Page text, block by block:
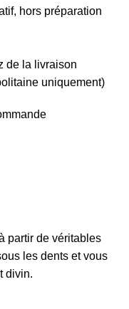
hors préparation
de la livraison
uniquement)
partir de véritables
les dents et vous
divin.